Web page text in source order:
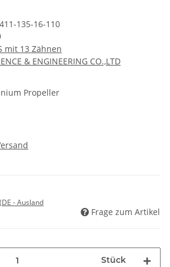
135-16-110
mit 13 Zähnen
& ENGINEERING CO.,LTD
Propeller
(DE - Ausland
Frage zum Artikel
Stück